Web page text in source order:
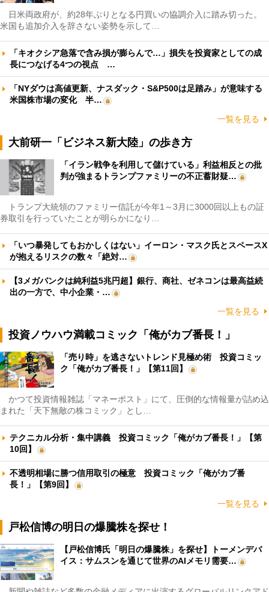
日米両政府が、約28年ぶりとなる円買いの協調介入に踏み切った。
米国も追加介入を辞さない姿勢を示して…
「キオクシア急落で含み損が膨らんで…」損失を投資家としての成
長につなげる4つの視点 …
「NYダウは高値更新、ナスダック・S&P500は足踏み」が意味する
米国株市場の変化 半…
一覧を見る
大前研一「ビジネス新大陸」の歩き方
「イラン戦争を利用して儲けている」利益相反との批
判が強まるトランプファミリーの不正蓄財疑…
トランプ大統領のファミリー信託が今年1～3月に3000回以上もの証
券取引を行っていたことが明らかになり…
「いつ暴発してもおかしくはない」イーロン・マスク氏とスペースX
が抱えるリスクの数々「絶対…
【3メガバンクは純利益5兆円超】銀行、商社、ゼネコンは最高益続
出の一方で、中小企業・…
一覧を見る
投資ノウハウ満載コミック「俺がカブ番長！」
「売り時」を逃さないトレンド見極め術 投資コミッ
ク「俺がカブ番長！」【第11回】
かつて投資情報雑誌「マネーポスト」にて、圧倒的な情報量が詰め込
まれた「天下無敵の株コミック」とし…
テクニカル分析・集中講義 投資コミック「俺がカブ番長！」【第
10回】
不透明相場に勝つ信用取引の極意 投資コミック「俺がカブ番
長！」【第9回】
一覧を見る
戸松信博の明日の爆騰株を探せ！
【戸松信博氏「明日の爆騰株」を探せ】トーメンデバ
イス：サムスンを通じて世界のAIメモリ需要…